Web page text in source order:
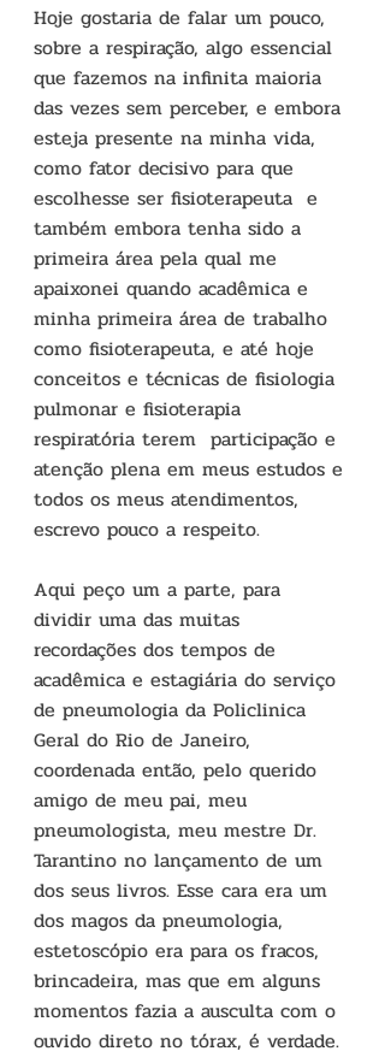
Hoje gostaria de falar um pouco,
sobre a respiração, algo essencial
que fazemos na infinita maioria
das vezes sem perceber, e embora
esteja presente na minha vida,
como fator decisivo para que
escolhesse ser fisioterapeuta  e
também embora tenha sido a
primeira área pela qual me
apaixonei quando acadêmica e
minha primeira área de trabalho
como fisioterapeuta, e até hoje
conceitos e técnicas de fisiologia
pulmonar e fisioterapia
respiratória terem  participação e
atenção plena em meus estudos e
todos os meus atendimentos,
escrevo pouco a respeito.
Aqui peço um a parte, para
dividir uma das muitas
recordações dos tempos de
acadêmica e estagiária do serviço
de pneumologia da Policlinica
Geral do Rio de Janeiro,
coordenada então, pelo querido
amigo de meu pai, meu
pneumologista, meu mestre Dr.
Tarantino no lançamento de um
dos seus livros. Esse cara era um
dos magos da pneumologia,
estetoscópio era para os fracos,
brincadeira, mas que em alguns
momentos fazia a ausculta com o
ouvido direto no tórax, é verdade.